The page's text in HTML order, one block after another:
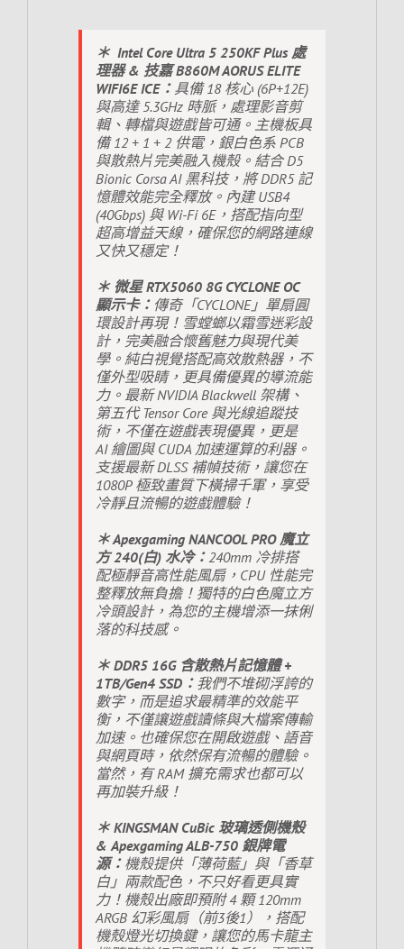
＊ Intel Core Ultra 5 250KF Plus 處
理器 & 技嘉 B860M AORUS ELITE
WIFI6E ICE： 具備 18 核心 (6P+12E)
與高達 5.3GHz 時脈，處理影音剪
輯、轉檔與遊戲皆可通。主機板具
備 12 + 1 + 2 供電，銀白色系 PCB
與散熱片完美融入機殼。結合 D5
Bionic Corsa AI 黑科技，將 DDR5 記
憶體效能完全釋放。內建 USB4
(40Gbps) 與 Wi-Fi 6E，搭配指向型
超高增益天線，確保您的網路連線
又快又穩定！
＊ 微星 RTX5060 8G CYCLONE OC
顯示卡： 傳奇「CYCLONE」單扇圓
環設計再現！雪螳螂以霜雪迷彩設
計，完美融合懷舊魅力與現代美
學。純白視覺搭配高效散熱器，不
僅外型吸睛，更具備優異的導流能
力。最新 NVIDIA Blackwell 架構、
第五代 Tensor Core 與光線追蹤技
術，不僅在遊戲表現優異，更是
AI 繪圖與 CUDA 加速運算的利器。
支援最新 DLSS 補幀技術，讓您在
1080P 極致畫質下橫掃千軍，享受
冷靜且流暢的遊戲體驗！
＊ Apexgaming NANCOOL PRO 魔立
方 240(白) 水冷： 240mm 冷排搭
配極靜音高性能風扇，CPU 性能完
整釋放無負擔！獨特的白色魔立方
冷頭設計，為您的主機增添一抹俐
落的科技感。
＊ DDR5 16G 含散熱片記憶體 +
1TB/Gen4 SSD： 我們不堆砌浮誇的
數字，而是追求最精準的效能平
衡，不僅讓遊戲讀條與大檔案傳輸
加速。也確保您在開啟遊戲、語音
與網頁時，依然保有流暢的體驗。
當然，有 RAM 擴充需求也都可以
再加裝升級！
＊ KINGSMAN CuBic 玻璃透側機殼
& Apexgaming ALB-750 銀牌電
源： 機殼提供「薄荷藍」與「香草
白」兩款配色，不只好看更具實
力！機殼出廠即預附 4 顆 120mm
ARGB 幻彩風扇（前3後1），搭配
機殼燈光切換鍵，讓您的馬卡龍主